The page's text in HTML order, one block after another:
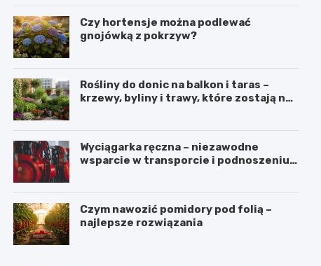
Czy hortensje można podlewać
gnojówką z pokrzyw?
Rośliny do donic na balkon i taras –
krzewy, byliny i trawy, które zostają na
Wyciągarka ręczna – niezawodne
wsparcie w transporcie i podnoszeniu
Czym nawozić pomidory pod folią –
najlepsze rozwiązania